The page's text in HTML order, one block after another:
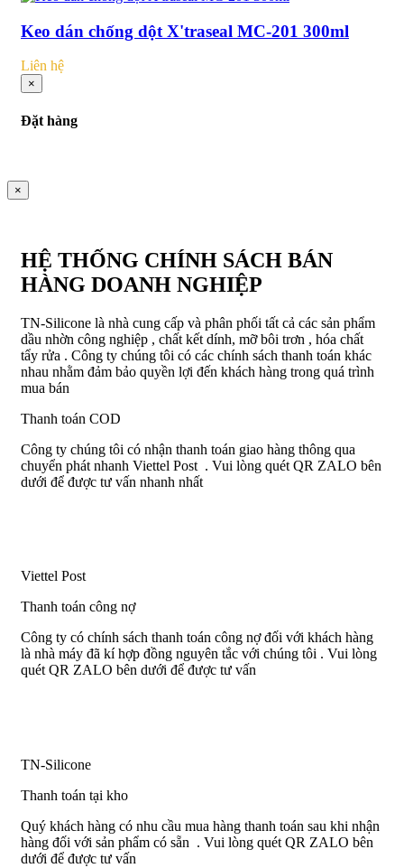
Keo dán chống dột X'traseal MC-201 300ml
Liên hệ
×
Đặt hàng
×
HỆ THỐNG CHÍNH SÁCH BÁN
HÀNG DOANH NGHIỆP
TN-Silicone là nhà cung cấp và phân phối tất cả các sản phẩm
dầu nhờn công nghiệp , chất kết dính, mỡ bôi trơn , hóa chất
tẩy rửa . Công ty chúng tôi có các chính sách thanh toán khác
nhau nhằm đảm bảo quyền lợi đến khách hàng trong quá trình
mua bán
Thanh toán COD
Công ty chúng tôi có nhận thanh toán giao hàng thông qua
chuyển phát nhanh Viettel Post . Vui lòng quét QR ZALO bên
dưới để được tư vấn nhanh nhất
Viettel Post
Thanh toán công nợ
Công ty có chính sách thanh toán công nợ đối với khách hàng
là nhà máy đã kí hợp đồng nguyên tắc với chúng tôi . Vui lòng
quét QR ZALO bên dưới để được tư vấn
TN-Silicone
Thanh toán tại kho
Quý khách hàng có nhu cầu mua hàng thanh toán sau khi nhận
hàng đối với sản phẩm có sẵn . Vui lòng quét QR ZALO bên
dưới để được tư vấn